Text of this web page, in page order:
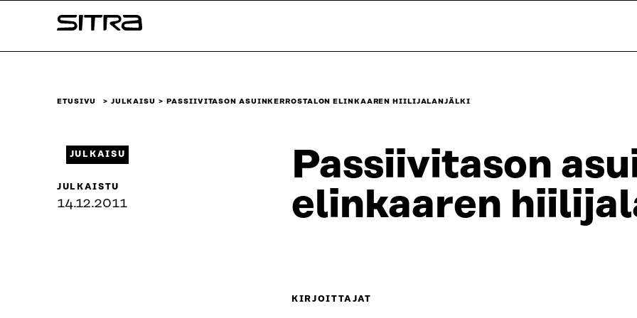
sisältöön
Sitra
ETUSIVU JULKAISU PASSIIVITASON ASUINKERROSTALON ELINKAAREN HIILIJALANJÄLKI
Passiivitason
elinkaaren
JULKAISU
JULKAISTU
14.12.2011
KIRJOITTAJAT